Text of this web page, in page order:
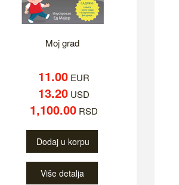
Moj grad
11.00EUR
13.20USD
1,100.00RSD
Dodaj u korpu
Više detalja
Previous